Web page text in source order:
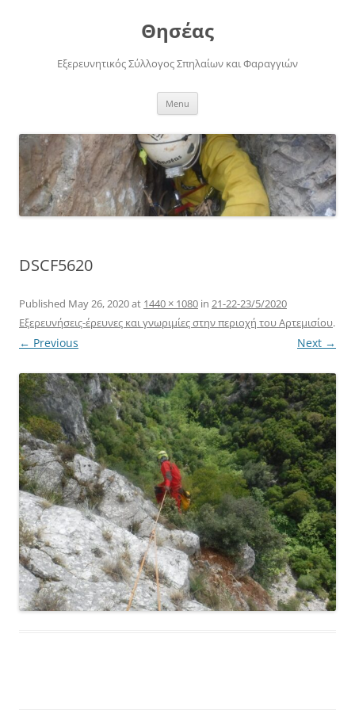
Θησέας
Εξερευνητικός Σύλλογος Σπηλαίων και Φαραγγιών
Menu
DSCF5620
Published May 26, 2020at 1440 × 1080 in 21-22-23/5/2020
Εξερευνήσεις-έρευνες και γνωριμίες στην περιοχή του Αρτεμισίου.
← Previous Next →